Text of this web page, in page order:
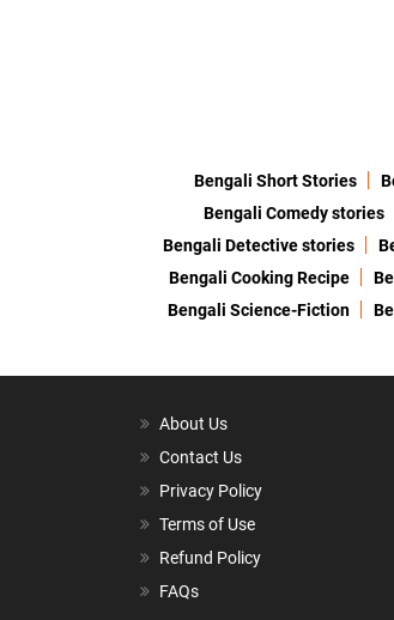
Bengali Short Stories
Bengali Comedy stories
Bengali Detective stories
Bengali Cooking Recipe
Bengali Science-Fiction
About Us
Contact Us
Privacy Policy
Terms of Use
Refund Policy
FAQs